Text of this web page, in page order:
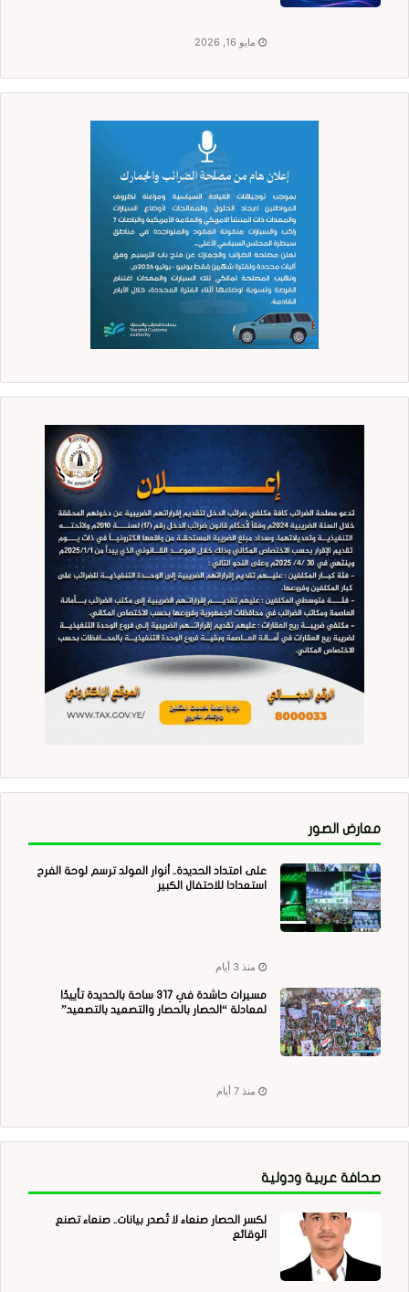
مايو 16, 2026
معارض الصور
على امتداد الحديدة.. أنوار المولد ترسم لوحة الفرح
استعدادا للاحتفال الكبير
منذ 3 أيام
مسيرات حاشدة في 317 ساحة بالحديدة تأييدًا
لمعادلة “الحصار بالحصار والتصعيد بالتصعيد”
منذ 7 أيام
صحافة عربية ودولية
لكسر الحصار صنعاء لا تُصدر بيانات.. صنعاء تصنع
الوقائع